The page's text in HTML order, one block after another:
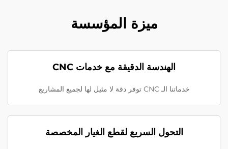
ميزة المؤسسة
الهندسة الدقيقة مع خدمات CNC
خدماتنا الـ CNC توفر دقة لا مثيل لها لجميع المشاريع
التحول السريع لقطع الغيار المخصصة